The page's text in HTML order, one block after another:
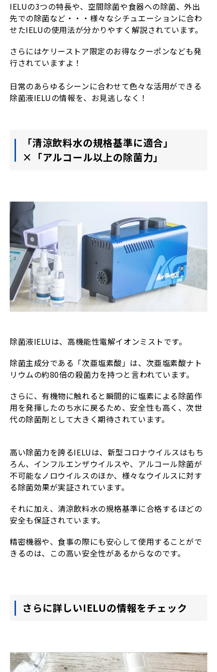
IELUの3つの特長や、空間除菌や食器への除菌、外出
先での除菌など・・・様々なシチュエーションに合わ
せたIELUの使用法が分かりやすく解説されています。
さらにはケリーストア限定のお得なクーポンなども発
行されていますよ！
日常のあらゆるシーンに合わせて色々な活用ができる
除菌液IELUの情報を、お見逃しなく！
「清涼飲料水の規格基準に適合」
×「アルコール以上の除菌力」
除菌液IELUは、高機能性電解イオンミストです。
除菌主成分である「次亜塩素酸」は、次亜塩素酸ナト
リウムの約80倍の殺菌力を持つと言われています。
さらに、有機物に触れると瞬間的に塩素による除菌作
用を発揮したのち水に戻るため、安全性も高く、次世
代の除菌剤として大きく期待されています。
高い除菌力を誇るIELUは、新型コロナウイルスはもち
ろん、インフルエンザウイルスや、アルコール除菌が
不可能なノロウイルスのほか、様々なウイルスに対す
る除菌効果が実証されています。
それに加え、清涼飲料水の規格基準に合格するほどの
安全も保証されています。
精密機器や、食事の際にも安心して使用することがで
きるのは、この高い安全性があるからなのです。
さらに詳しいIELUの情報をチェック